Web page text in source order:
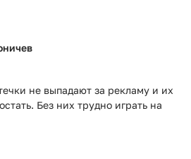
не выпадают за рекламу и их
Без них трудно играть на